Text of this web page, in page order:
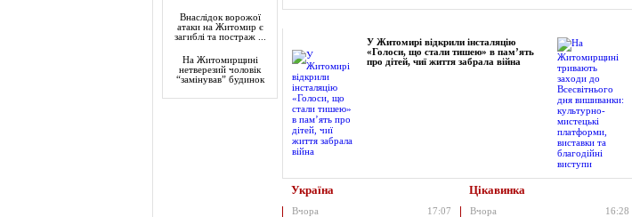
Внаслідок ворожої
атаки на Житомир є
загиблі та постраж ...
На Житомирщині
нетверезий чоловік
“замінував” будинок
У Житомирі відкрили інсталяцію
«Голоси, що стали тишею» в пам’ять
про дітей, чиї життя забрала війна
Україна Цікавинка
Вчора
17:07
Вчора
16:28